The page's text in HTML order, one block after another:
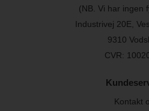
(NB. Vi har ingen
Industrivej 20E,
9310
CVR:
Kontakt